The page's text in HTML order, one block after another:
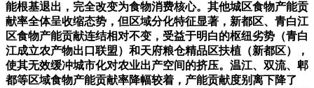
能根基退出，完全改变为食物消费核心。其他城区食物产能贡
献率全体呈收缩态势，但区域分化特征显著，新都区、青白江
区食物产能贡献连结相对不变，受益于明白的枢纽劣势（青白
江成立农产物出口联盟）和天府粮仓精品区扶植（新都区），
使其无效缓冲城市化对农业出产空间的挤压。温江、双流、郫
都等区域食物产能贡献率降幅较着，产能贡献度别离下降了